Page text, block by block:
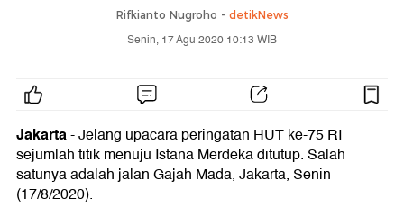
Rifkianto Nugroho - detikNews
Senin, 17 Agu 2020 10:13 WIB
Jakarta- Jelang upacara peringatan HUT ke-75 RI
sejumlah titik menuju Istana Merdeka ditutup. Salah
satunya adalah jalan Gajah Mada, Jakarta, Senin
(17/8/2020).